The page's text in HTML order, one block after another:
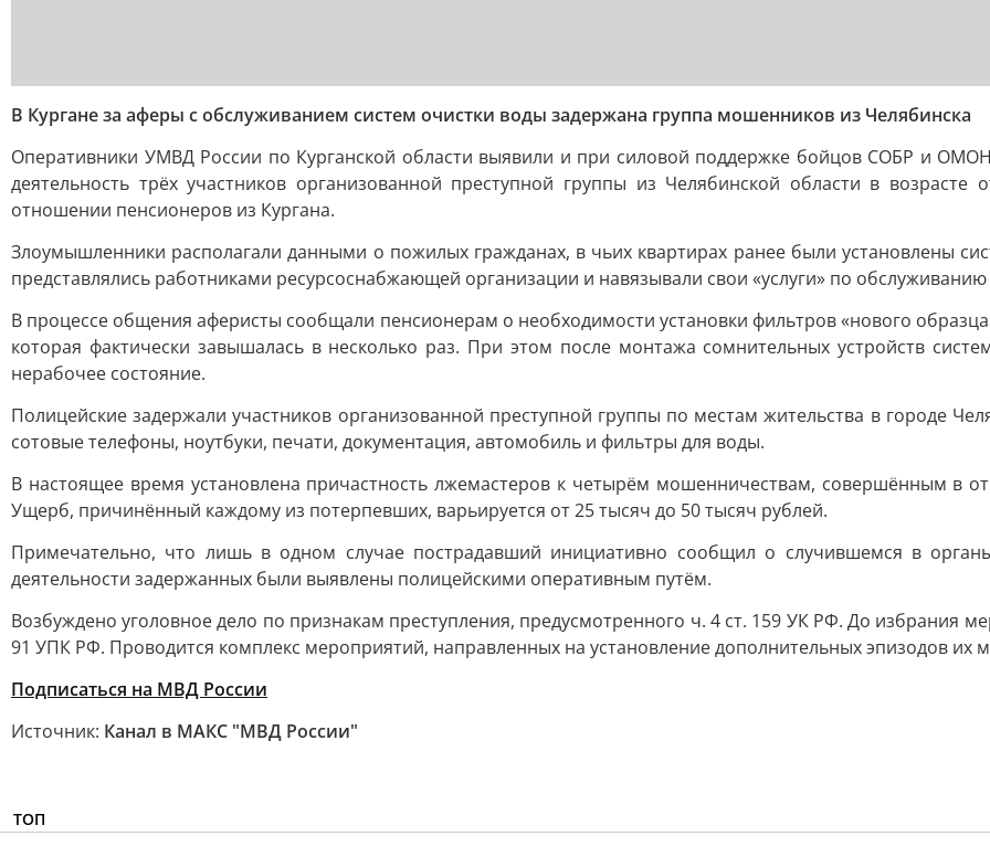
В Кургане за аферы с обслуживанием систем очистки воды задержана группа мошенников из Челябинска
Оперативники УМВД России по Курганской области выявили и при силовой поддержке бойцов СОБР и
деятельность трёх участников организованной преступной группы из Челябинской области в
отношении пенсионеров из Кургана.
Злоумышленники располагали данными о пожилых гражданах, в чьих квартирах ранее были установлены
представлялись работниками ресурсоснабжающей организации и навязывали свои «услуги» по
В процессе общения аферисты сообщали пенсионерам о необходимости установки фильтров «нового
которая фактически завышалась в несколько раз. При этом после монтажа сомнительных устройств
нерабочее состояние.
Полицейские задержали участников организованной преступной группы по местам жительства в городе
сотовые телефоны, ноутбуки, печати, документация, автомобиль и фильтры для воды.
В настоящее время установлена причастность лжемастеров к четырём мошенничествам, совершённым в
Ущерб, причинённый каждому из потерпевших, варьируется от 25 тысяч до 50 тысяч рублей.
Примечательно, что лишь в одном случае пострадавший инициативно сообщил о случившемся в
деятельности задержанных были выявлены полицейскими оперативным путём.
Возбуждено уголовное дело по признакам преступления, предусмотренного ч. 4 ст. 159 УК РФ. До избрания
91 УПК РФ. Проводится комплекс мероприятий, направленных на установление дополнительных эпизодов их
Подписаться на МВД России
Источник: Канал в МАКС "МВД России"
ТОП